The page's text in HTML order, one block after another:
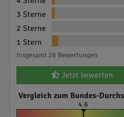
3 Sterne
2 Sterne
1 Stern
Insgesamt 26 Bewertungen
Jetzt bewerten
Vergleich zum Bundes-
4.6